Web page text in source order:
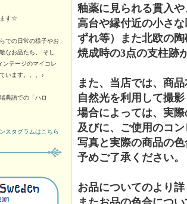
す☆
での日常の様子やお
なお品たち、 そし
ンテージのマイコレ
います。。。♪
典語での「ハロ
スタグラムはこちら
釉薬に見られる貫入
高台や縁付近の小さ
ずれ等）また北欧の
焼成時の3点の支柱跡
また、当店では、商
自然光を利用して撮
場合によっては、実
及びに、ご使用のコ
写真と実際の商品の
予めご了承ください。
お品についてのより